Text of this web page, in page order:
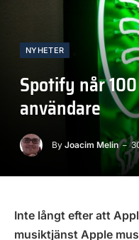
NYHETER
Spotify når
användare
By Joacim Melin
Inte långt efter att
musiktjänst Apple